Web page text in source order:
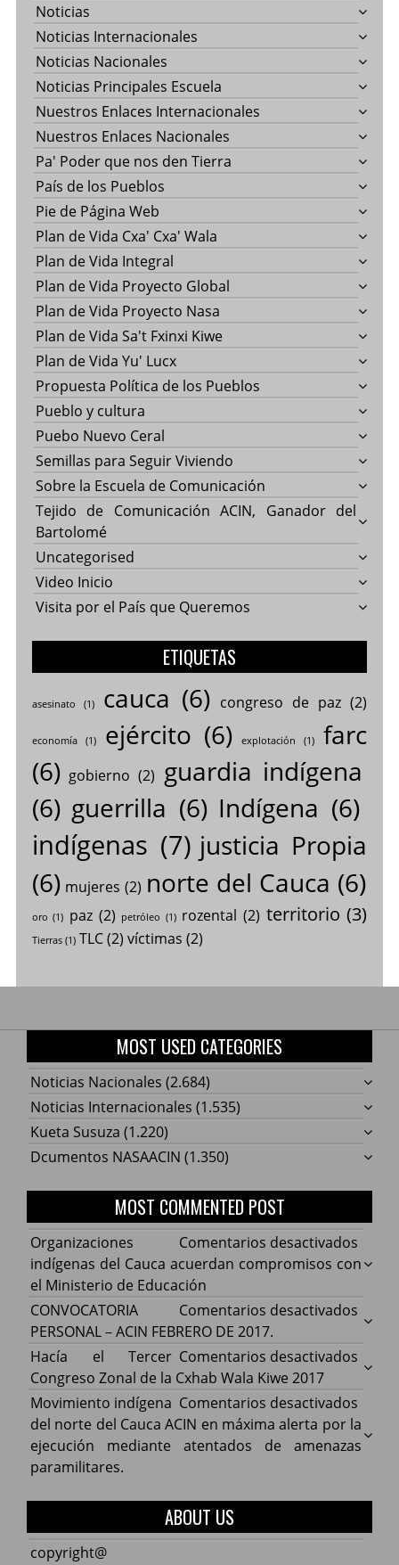
Noticias
Noticias Internacionales
Noticias Nacionales
Noticias Principales Escuela
Nuestros Enlaces Internacionales
Nuestros Enlaces Nacionales
Pa' Poder que nos den Tierra
País de los Pueblos
Pie de Página Web
Plan de Vida Cxa' Cxa' Wala
Plan de Vida Integral
Plan de Vida Proyecto Global
Plan de Vida Proyecto Nasa
Plan de Vida Sa't Fxinxi Kiwe
Plan de Vida Yu' Lucx
Propuesta Política de los Pueblos
Pueblo y cultura
Puebo Nuevo Ceral
Semillas para Seguir Viviendo
Sobre la Escuela de Comunicación
Tejido de Comunicación ACIN, Ganador del
Bartolomé
Uncategorised
Video Inicio
Visita por el País que Queremos
ETIQUETAS
asesinato (1) cauca (6) congreso de paz(2)
economía(1) ejército (6) explotación (1)
farc
(6) gobierno (2) guardia indígena
(6) guerrilla (6) Indígena (6)
indígenas (7) justicia Propia
(6) mujeres (2) norte del Cauca (6)
oro (1) paz (2) petróleo (1) rozental (2) territorio (3)
Tierras(1) TLC(2) víctimas (2)
MOST USED CATEGORIES
Noticias Nacionales (2.684)
Noticias Internacionales (1.535)
Kueta Susuza (1.220)
Dcumentos NASAACIN (1.350)
MOST COMMENTED POST
Comentarios desactivados
Cauca
con
de
Organizaciones
indígenas del Cauca acuerdan compromisos con
el Ministerio de Educación
Comentarios desactivados
ACIN
DE
CONVOCATORIA
PERSONAL – ACIN FEBRERO DE 2017.
Comentarios desactivados
Hacía
la
Hacía el Tercer
Congreso Zonal de la Cxhab Wala Kiwe 2017
Comentarios desactivados
Cauca
Movimiento indígena
del norte del Cauca ACIN en máxima alerta por la
ejecución mediante atentados de amenazas
paramilitares.
ABOUT US
copyright@